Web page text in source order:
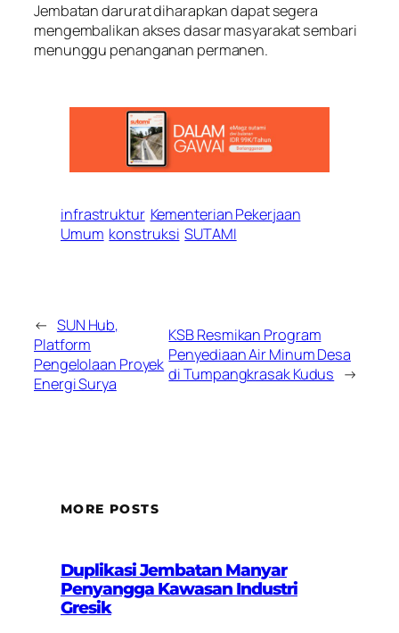
Jembatan darurat diharapkan dapat segera
mengembalikan akses dasar masyarakat sembari
menunggu penanganan permanen.
infrastruktur Kementerian Pekerjaan
Umum konstruksi SUTAMI
← SUN Hub,
Platform
Pengelolaan Proyek
Energi Surya
KSB Resmikan Program
Penyediaan Air Minum Desa
di Tumpangkrasak Kudus →
MORE POSTS
Duplikasi Jembatan Manyar
Penyangga Kawasan Industri
Gresik